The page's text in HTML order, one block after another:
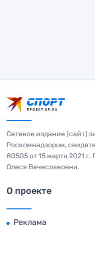
Сетевое издание (сайт)
Роскомнадзором,
80505 от 15 марта 2021
Олеся Вячеславовна.
О проекте
Реклама